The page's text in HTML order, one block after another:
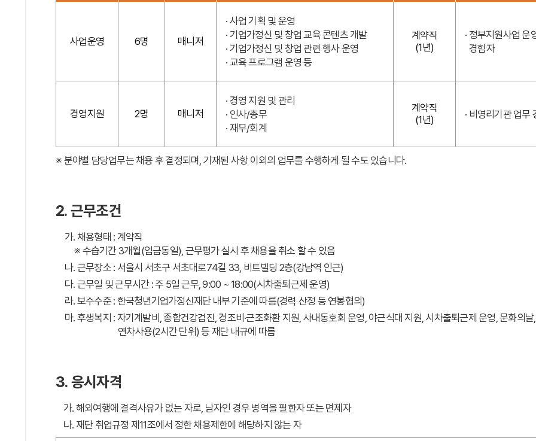
사업운영 6명 매니저
· 사업 기획 및 운영
· 기업가정신 및 창업 교육 콘텐츠 개발
· 기업가정신 및 창업 관련 행사 운영
· 교육 프로그램 운영 등
계약직
(1년)
· 정부지원사업 운
경험자
경영지원 2명 매니저
· 경영 지원 및 관리
· 인사/총무
· 재무/회계
계약직
(1년)
· 비영리기관 업무
※ 분야별 담당업무는 채용 후 결정되며, 기재된 사항 이외의 업무를 수행하게 될 수도 있습니다.
2. 근무조건
가. 채용형태 : 계약직
※ 수습기간 3개월(임금동일), 근무평가 실시 후 채용을 취소 할 수 있음
나. 근무장소 : 서울시 서초구 서초대로74길 33, 비트빌딩 2층(강남역 인근)
다. 근무일 및 근무시간 : 주 5일 근무, 9:00 ~ 18:00(시차출퇴근제 운영)
라. 보수수준 : 한국청년기업가정신재단 내부 기준에 따름(경력 산정 등 연봉협의)
마. 후생복지 : 자기계발비, 종합건강검진, 경조비·근조화환 지원, 사내동호회 운영, 야근식대 지원, 시차출퇴근제 운영, 문화의
연차사용(2시간 단위) 등 재단 내규에 따름
3. 응시자격
가. 해외여행에 결격사유가 없는 자로, 남자인 경우 병역을 필한자 또는 면제자
나. 재단 취업규정 제11조에서 정한 채용제한에 해당하지 않는 자